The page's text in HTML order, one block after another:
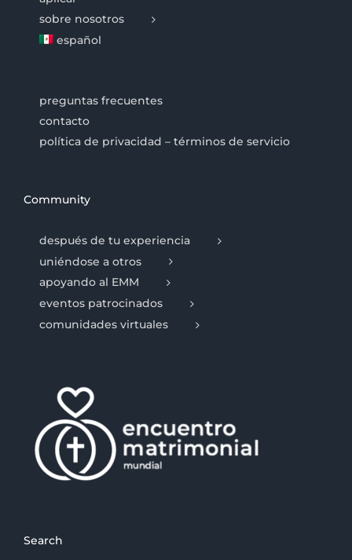
sobre nosotros
español
preguntas frecuentes
contacto
política de privacidad – términos de servicio
Community
después de tu experiencia
uniéndose a otros
apoyando al EMM
eventos patrocinados
comunidades virtuales
Search